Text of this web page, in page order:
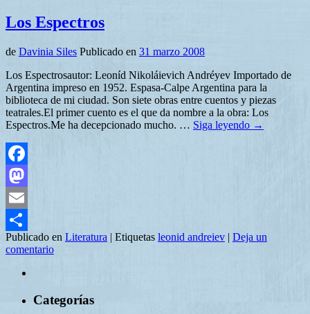
Los Espectros
de Davinia Siles Publicado en 31 marzo 2008
Los Espectrosautor: Leoníd Nikoláievich Andréyev Importado de
Argentina impreso en 1952. Espasa-Calpe Argentina para la
biblioteca de mi ciudad. Son siete obras entre cuentos y piezas
teatrales.El primer cuento es el que da nombre a la obra: Los
Espectros.Me ha decepcionado mucho. … Siga leyendo →
Facebook
Mastodon
Email
Compartir
Publicado en Literatura | Etiquetas leonid andreiev | Deja un
comentario
Categorías